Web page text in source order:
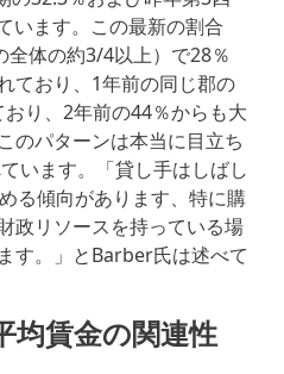
います。この最新の割合
全体の約3/4以上）で28％
ており、1年前の同じ郡の
り、2年前の44％からも大
のパターンは本当に目立ち
います。「貸し手はしばし
る傾向があります、特に購
政リソースを持っている場
す。」とBarber氏は述べて
均賃金の関連性